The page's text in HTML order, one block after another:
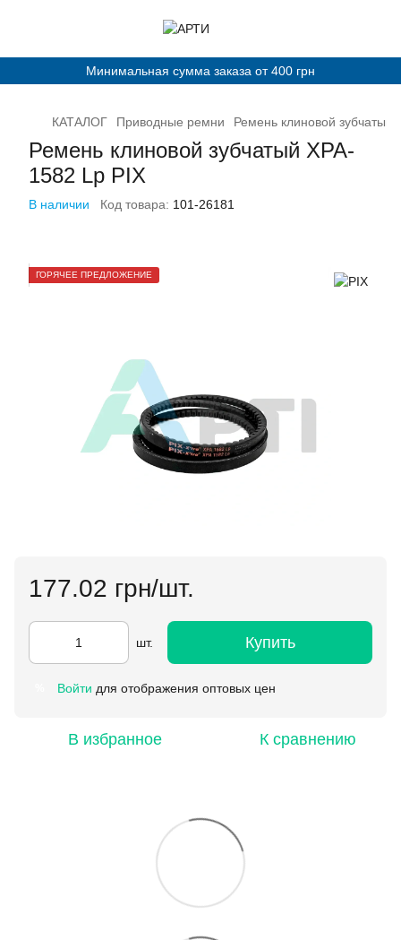
Минимальная сумма заказа от 400 грн
КАТАЛОГ Приводные ремни Ремень клиновой зубчатый
Ремень клиновой зубчатый XPA-
1582 Lp PIX
В наличии Код товара: 101-26181
ГОРЯЧЕЕ ПРЕДЛОЖЕНИЕ
177.02 грн/шт.
шт. Купить
Войти для отображения оптовых цен
В избранное К сравнению